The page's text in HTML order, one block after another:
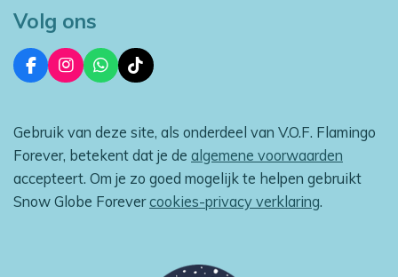
Volg ons
F
a
b
o
k
I
n
a
g
r
a
m
W
h
s
A
p
T
i
o
k
Gebruik van deze site, als onderdeel van V.O.F. Flamingo
Forever, betekent dat je de algemene voorwaarden
accepteert. Om je zo goed mogelijk te helpen gebruikt
Snow Globe Forevercookies-privacy verklaring.